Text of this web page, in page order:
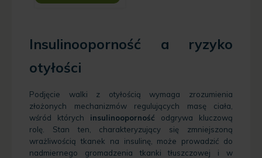
Insulinooporność a ryzyko
otyłości
Podjęcie walki z otyłością wymaga zrozumienia
złożonych mechanizmów regulujących masę ciała,
wśród których insulinooporność odgrywa kluczową
rolę. Stan ten, charakteryzujący się zmniejszoną
wrażliwością tkanek na insulinę, może prowadzić do
nadmiernego gromadzenia tkanki tłuszczowej i w